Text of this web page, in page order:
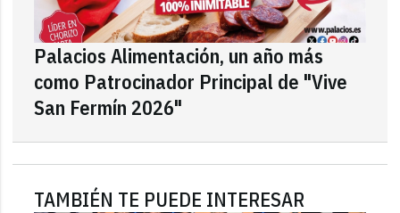
Palacios Alimentación, un año más
como Patrocinador Principal de "Vive
San Fermín 2026"
TAMBIÉN TE PUEDE INTERESAR